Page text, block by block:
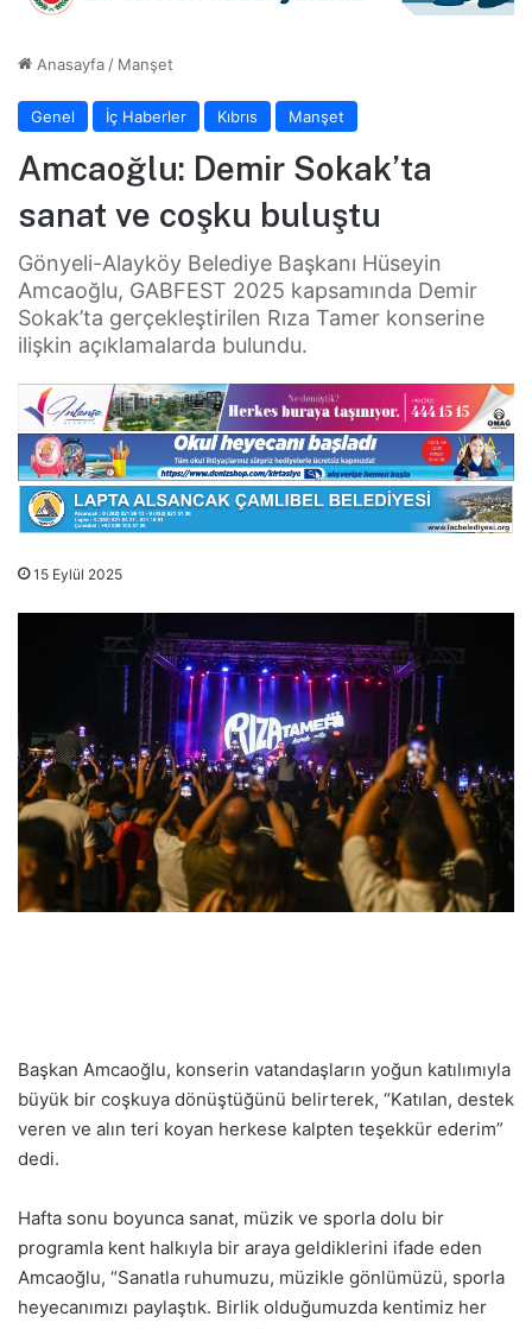
Anasayfa / Manşet
Genel İç Haberler Kıbrıs Manşet
Amcaoğlu: Demir Sokak’ta
sanat ve coşku buluştu
Gönyeli-Alayköy Belediye Başkanı Hüseyin
Amcaoğlu, GABFEST 2025 kapsamında Demir
Sokak’ta gerçekleştirilen Rıza Tamer konserine
ilişkin açıklamalarda bulundu.
15 Eylül 2025
Başkan Amcaoğlu, konserin vatandaşların yoğun katılımıyla
büyük bir coşkuya dönüştüğünü belirterek, “Katılan, destek
veren ve alın teri koyan herkese kalpten teşekkür ederim”
dedi.
Hafta sonu boyunca sanat, müzik ve sporla dolu bir
programla kent halkıyla bir araya geldiklerini ifade eden
Amcaoğlu, “Sanatla ruhumuzu, müzikle gönlümüzü, sporla
heyecanımızı paylaştık. Birlik olduğumuzda kentimiz her